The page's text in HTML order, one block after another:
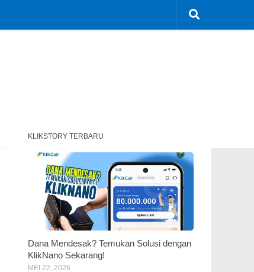
KLIKSTORY TERBARU
Dana Mendesak? Temukan Solusi dengan
KlikNano Sekarang!
MEI 22, 2026